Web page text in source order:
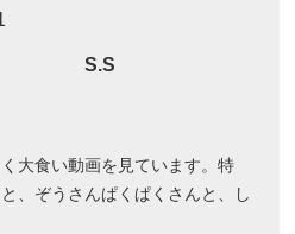
S.S
大食い動画を見ています。特
、ぞうさんぱくぱくさんと、し